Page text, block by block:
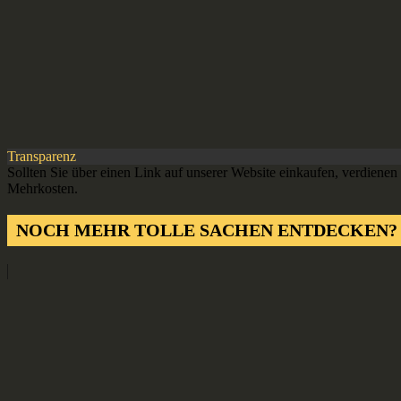
Transparenz
Sollten Sie über einen Link auf unserer Website einkaufen,
Mehrkosten.
NOCH MEHR TOLLE SACHEN ENTDECKEN?